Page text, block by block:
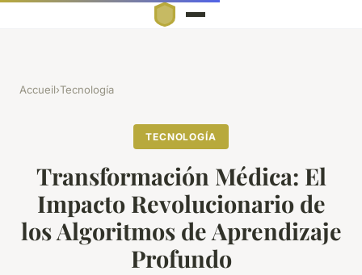
Accueil›Tecnología
TECNOLOGÍA
Transformación Médica: El
Impacto Revolucionario de
los Algoritmos de Aprendizaje
Profundo